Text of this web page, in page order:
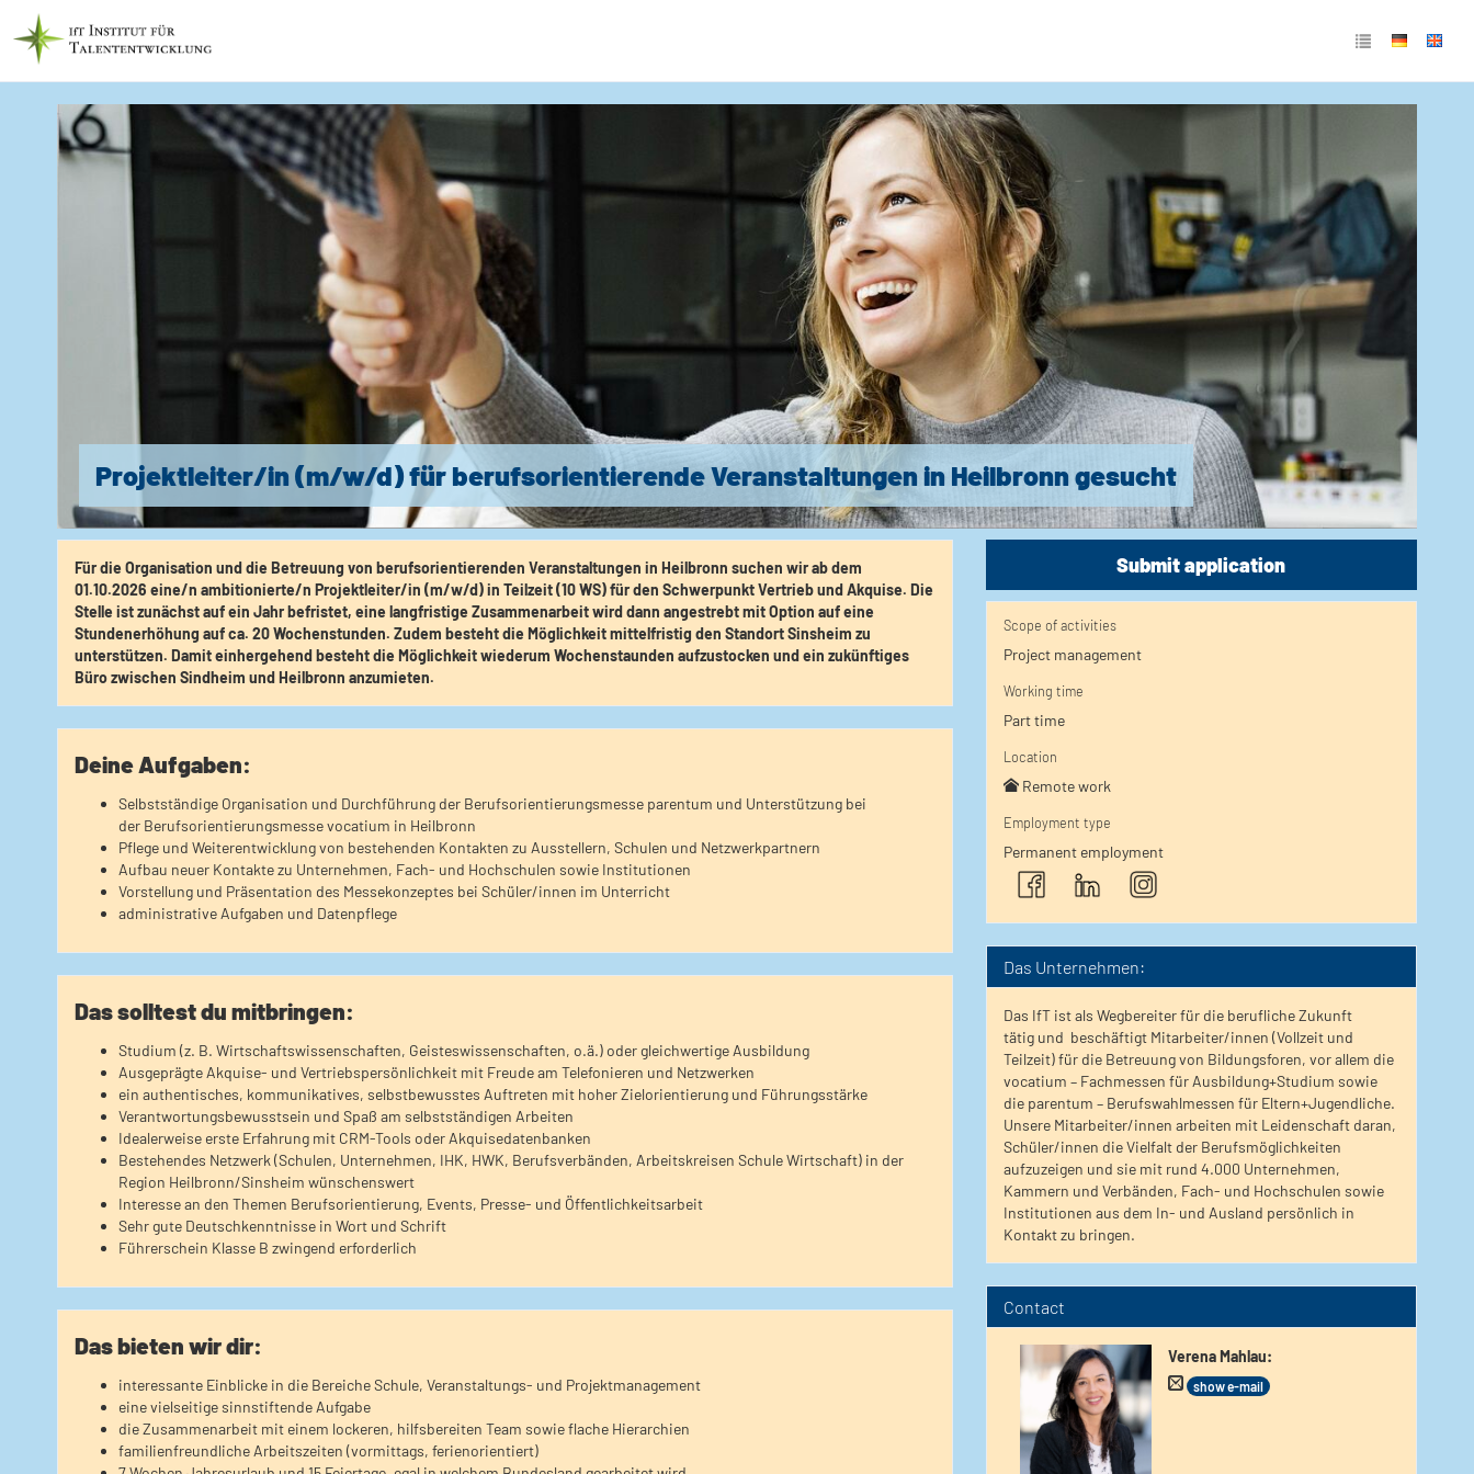
Projektleiter/in (m/w/d) für berufsorientierende Veranstaltungen in Heilbronn gesucht
Für die Organisation und die Betreuung von berufsorientierenden Veranstaltungen in Heilbronn suchen wir ab dem
01.10.2026 eine/n ambitionierte/n Projektleiter/in (m/w/d) in Teilzeit (10 WS) für den Schwerpunkt Vertrieb und Akquise. Die
Stelle ist zunächst auf ein Jahr befristet, eine langfristige Zusammenarbeit wird dann angestrebt mit Option auf eine
Stundenerhöhung auf ca. 20 Wochenstunden. Zudem besteht die Möglichkeit mittelfristig den Standort Sinsheim zu
unterstützen. Damit einhergehend besteht die Möglichkeit wiederum Wochenstaunden aufzustocken und ein zukünftiges
Büro zwischen Sindheim und Heilbronn anzumieten.
Deine Aufgaben:
Selbstständige Organisation und Durchführung der Berufsorientierungsmesse parentum und Unterstützung bei
der Berufsorientierungsmesse vocatium in Heilbronn
Pflege und Weiterentwicklung von bestehenden Kontakten zu Ausstellern, Schulen und Netzwerkpartnern
Aufbau neuer Kontakte zu Unternehmen, Fach- und Hochschulen sowie Institutionen
Vorstellung und Präsentation des Messekonzeptes bei Schüler/innen im Unterricht
administrative Aufgaben und Datenpflege
Das solltest du mitbringen:
Studium (z. B. Wirtschaftswissenschaften, Geisteswissenschaften, o.ä.) oder gleichwertige Ausbildung
Ausgeprägte Akquise- und Vertriebspersönlichkeit mit Freude am Telefonieren und Netzwerken
ein authentisches, kommunikatives, selbstbewusstes Auftreten mit hoher Zielorientierung und Führungsstärke
Verantwortungsbewusstsein und Spaß am selbstständigen Arbeiten
Idealerweise erste Erfahrung mit CRM-Tools oder Akquisedatenbanken
Bestehendes Netzwerk (Schulen, Unternehmen, IHK, HWK, Berufsverbänden, Arbeitskreisen Schule Wirtschaft) in der
Region Heilbronn/Sinsheim wünschenswert
Interesse an den Themen Berufsorientierung, Events, Presse- und Öffentlichkeitsarbeit
Sehr gute Deutschkenntnisse in Wort und Schrift
Führerschein Klasse B zwingend erforderlich
Das bieten wir dir:
interessante Einblicke in die Bereiche Schule, Veranstaltungs- und Projektmanagement
eine vielseitige sinnstiftende Aufgabe
die Zusammenarbeit mit einem lockeren, hilfsbereiten Team sowie flache Hierarchien
familienfreundliche Arbeitszeiten (vormittags, ferienorientiert)
Submit application
Scope of activities
Project management
Working time
Part time
Location
Remote work
Employment type
Permanent employment
Das Unternehmen:
Das IfT ist als Wegbereiter für die berufliche Zukunft
tätig und beschäftigt Mitarbeiter/innen (Vollzeit und
Teilzeit) für die Betreuung von Bildungsforen, vor allem die
vocatium – Fachmessen für Ausbildung+Studium sowie
die parentum – Berufswahlmessen für Eltern+Jugendliche.
Unsere Mitarbeiter/innen arbeiten mit Leidenschaft daran,
Schüler/innen die Vielfalt der Berufsmöglichkeiten
aufzuzeigen und sie mit rund 4.000 Unternehmen,
Kammern und Verbänden, Fach- und Hochschulen sowie
Institutionen aus dem In- und Ausland persönlich in
Kontakt zu bringen.
Contact
Verena Mahlau:
show e-mail